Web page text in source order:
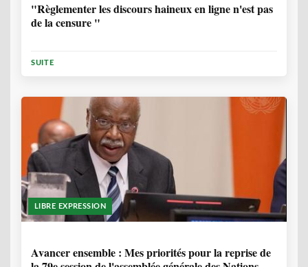
"Règlementer les discours haineux en ligne n'est pas
de la censure "
SUITE
LIBRE EXPRESSION
Avancer ensemble : Mes priorités pour la reprise de